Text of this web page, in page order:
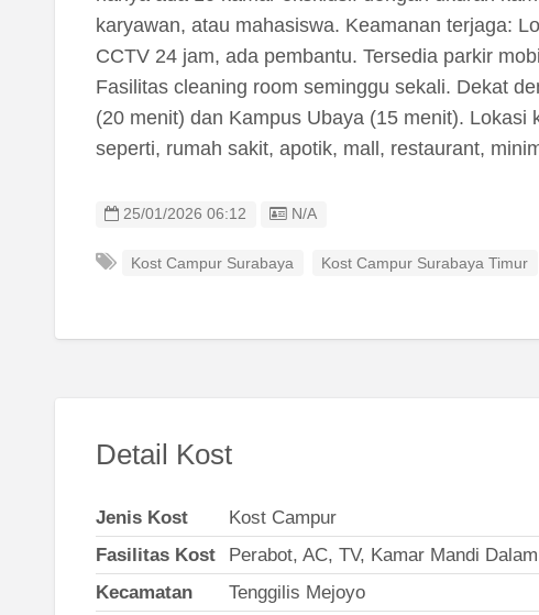
karyawan, atau mahasiswa. Keamanan terjaga:
CCTV 24 jam, ada pembantu. Tersedia parkir
Fasilitas cleaning room seminggu sekali. Dekat
(20 menit) dan Kampus Ubaya (15 menit).
seperti, rumah sakit, apotik, mall, restaurant,
25/01/2026 06:12 Listing ID
N/A
Kost Campur Surabaya Kost Campur Surabaya Timur
Detail Kost
Jenis Kost
Kost Campur
Fasilitas Kost
Perabot, AC, TV, Kamar Mandi Dalam
Kecamatan
Tenggilis Mejoyo